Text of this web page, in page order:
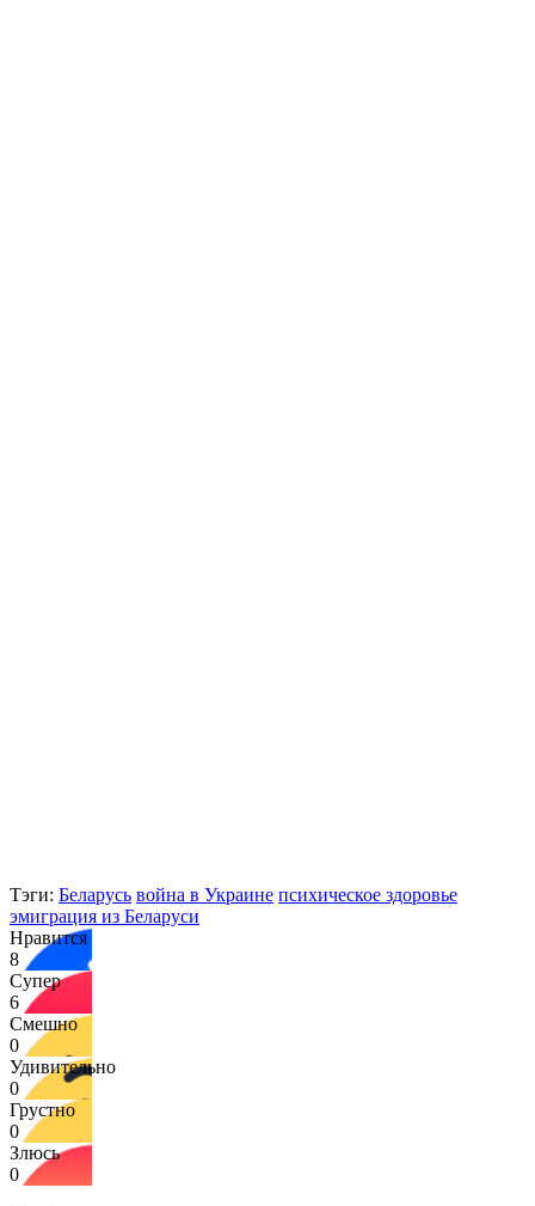
Тэги: Беларусь война в Украине психическое здоровье
эмиграция из Беларуси
Нравится
8
Супер
6
Смешно
0
Удивительно
0
Грустно
0
Злюсь
0